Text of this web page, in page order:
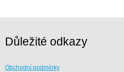
Důležité odkazy
Obchodní podmínky